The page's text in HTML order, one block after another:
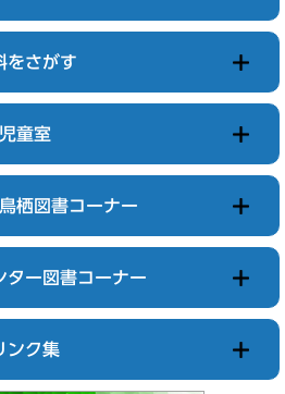
をさがす
児童室
栖図書コーナー
ター図書コーナー
ンク集